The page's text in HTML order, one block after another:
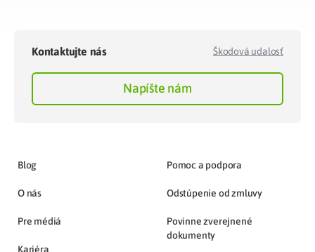
Kontaktujte nás Škodová udalosť
Napíšte nám
Blog
O nás
Pre médiá
Kariéra
Pomoc a podpora
Odstúpenie od zmluvy
Povinne zverejnené
dokumenty